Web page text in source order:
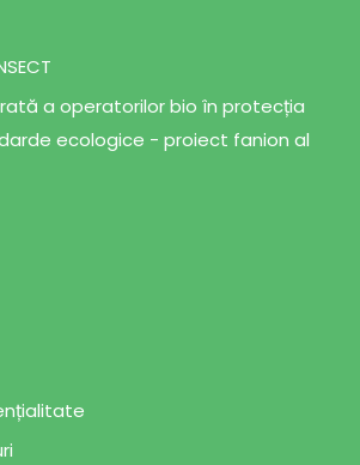
a operatorilor bio în protecția
ecologice - proiect fanion al